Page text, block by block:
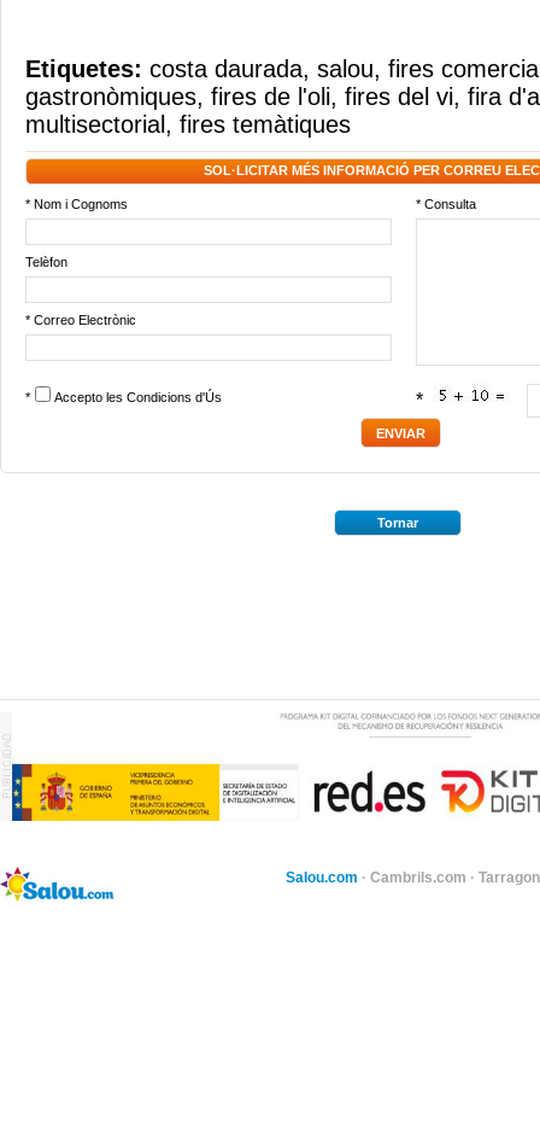
Etiquetes: costa daurada, salou, fires
gastronòmiques, fires de l'oli, fires del vi, fira
multisectorial , fires temàtiques
SOL·LICITAR MÉS INFORMACIÓ PER CORREU
* Nom i Cognoms * Consulta
Telèfon
* Correo Electrònic
* Accepto les Condicions d'Ús *
Tornar
Salou.com · Cambrils.com ·